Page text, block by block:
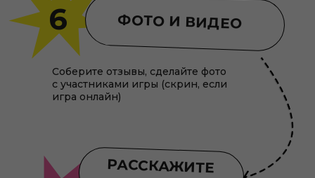
Соберите отзывы, сделайте фото
с участниками игры (скрин, если
игра онлайн)
ФОТО И ВИДЕО
6
РАССКАЖИТЕ